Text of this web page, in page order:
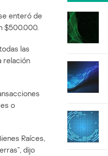
enteró de
$500.000.
las
relación
o
Raíces,
dijo